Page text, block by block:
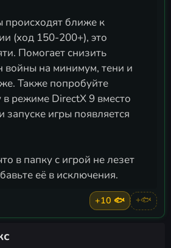
ближе к
(ход 150-200+), это
Помогает снизить
войны на минимум, тени и
Также попробуйте
в режиме DirectX 9 вместо
запуске игры появляется
в папку с игрой не лезет
её в исключения.
+10 🐟 +🐟